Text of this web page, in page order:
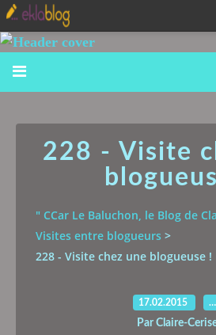
228 - Visite
" CCar Le Baluchon, le Blog de
Visites entre blogueurs >
228 - Visite chez une blogueuse !
17.02.2015 …
Par Claire-